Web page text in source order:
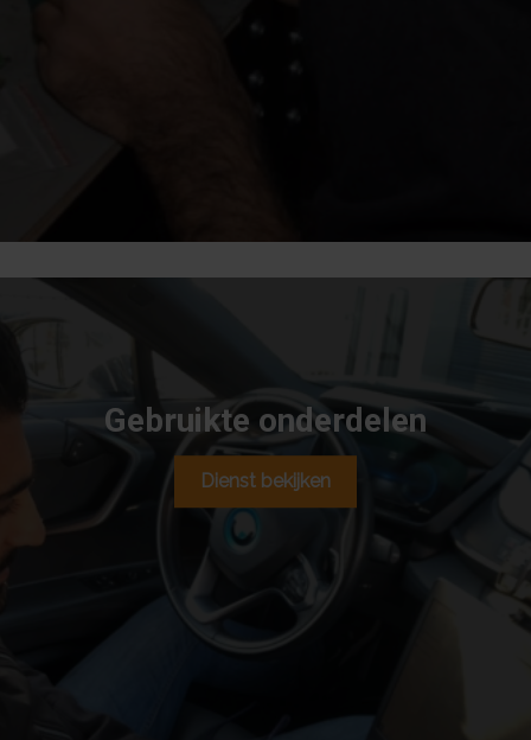
carwrappings gaan gemiddeld zo’n 3 tot 5 jaar mee. Ook
Gebruikte onderdelen
Dienst bekijken